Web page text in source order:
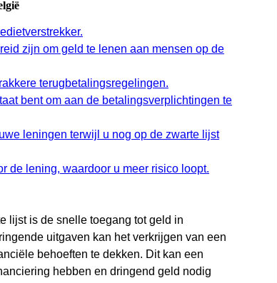
zijn om geld te lenen aan mensen op de
terugbetalingsregelingen.
bent om aan de betalingsverplichtingen te
leningen terwijl u nog op de zwarte lijst
de lening, waardoor u meer risico loopt.
lijst is de snelle toegang tot geld in
uitgaven kan het verkrijgen van een
behoeften te dekken. Dit kan een
hebben en dringend geld nodig